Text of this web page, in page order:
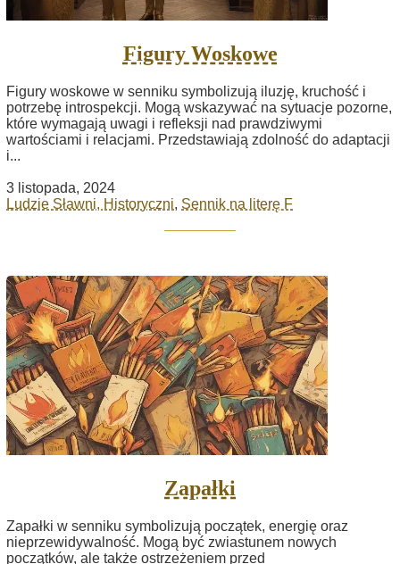
Figury Woskowe
Figury woskowe w senniku symbolizują iluzję, kruchość i
potrzebę introspekcji. Mogą wskazywać na sytuacje pozorne,
które wymagają uwagi i refleksji nad prawdziwymi
wartościami i relacjami. Przedstawiają zdolność do adaptacji
i...
3 listopada, 2024
Ludzie Sławni, Historyczni, Sennik na literę F
Zapałki
Zapałki w senniku symbolizują początek, energię oraz
nieprzewidywalność. Mogą być zwiastunem nowych
początków, ale także ostrzeżeniem przed